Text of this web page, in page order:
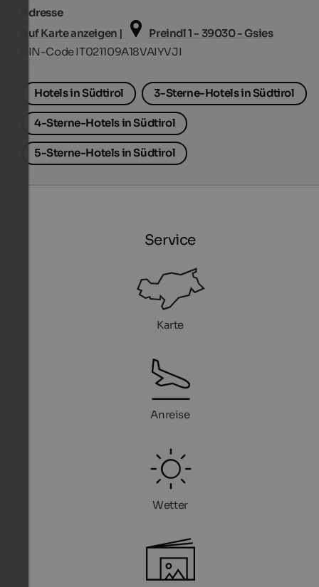
Adresse
Auf Karte anzeigen |
Preindl 1 - 39030 - Gsies
CIN-Code IT021109A18VAIYVJI
Hotels in Südtirol 3-Sterne-Hotels in Südtirol
4-Sterne-Hotels in Südtirol
5-Sterne-Hotels in Südtirol
Service
Karte
Anreise
Wetter